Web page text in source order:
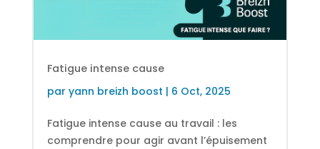
Fatigue intense cause
par yann breizh boost | 6 Oct, 2025
Fatigue intense cause au travail : les
comprendre pour agir avant l’épuisement